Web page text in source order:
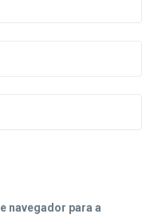
navegador para a